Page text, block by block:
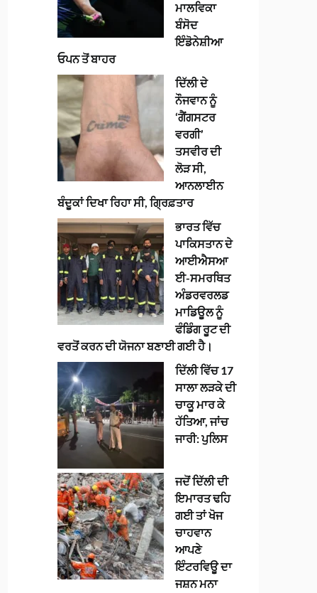
ਮਾਲਵਿਕਾ
ਬੰਸੋਦ
ਇੰਡੋਨੇਸ਼ੀਆ
ਓਪਨ ਤੋਂ ਬਾਹਰ
ਦਿੱਲੀ ਦੇ
ਨੌਜਵਾਨ ਨੂੰ
‘ਗੈਂਗਸਟਰ
ਵਰਗੀ’
ਤਸਵੀਰ ਦੀ
ਲੋੜ ਸੀ,
ਆਨਲਾਈਨ
ਬੰਦੂਕਾਂ ਦਿਖਾ ਰਿਹਾ ਸੀ, ਗ੍ਰਿਫ਼ਤਾਰ
ਭਾਰਤ ਵਿੱਚ
ਪਾਕਿਸਤਾਨ ਦੇ
ਆਈਐਸਆ
ਈ-ਸਮਰਥਿਤ
ਅੰਡਰਵਰਲਡ
ਮਾਡਿਊਲ ਨੂੰ
ਫੰਡਿੰਗ ਰੂਟ ਦੀ
ਵਰਤੋਂ ਕਰਨ ਦੀ ਯੋਜਨਾ ਬਣਾਈ ਗਈ ਹੈ।
ਦਿੱਲੀ ਵਿੱਚ 17
ਸਾਲਾ ਲੜਕੇ ਦੀ
ਚਾਕੂ ਮਾਰ ਕੇ
ਹੱਤਿਆ, ਜਾਂਚ
ਜਾਰੀ: ਪੁਲਿਸ
ਜਦੋਂ ਦਿੱਲੀ ਦੀ
ਇਮਾਰਤ ਢਹਿ
ਗਈ ਤਾਂ ਖੋਜ
ਚਾਹਵਾਨ
ਆਪਣੇ
ਇੰਟਰਵਿਊ ਦਾ
ਜਸ਼ਨ ਮਨਾ